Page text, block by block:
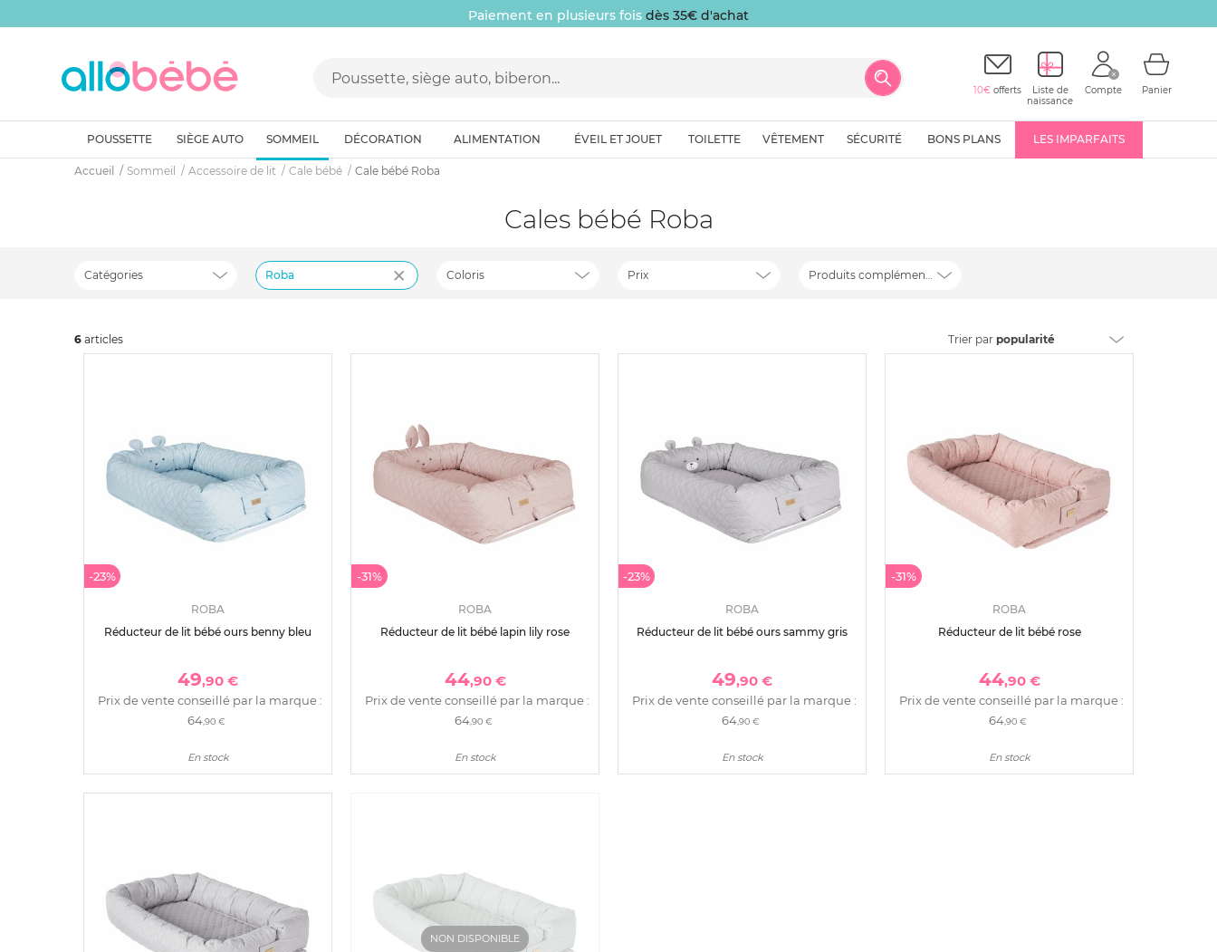
Paiement en plusieurs fois dès 35€ d'achat
10€ offerts
Liste de
naissance
Compte Panier
POUSSETTE SIÈGE AUTO SOMMEIL DÉCORATION ALIMENTATION ÉVEIL ET JOUET TOILETTE VÊTEMENT SÉCURITÉ BONS PLANS LES IMPARFAITS
Accueil Sommeil Accessoire de lit Cale bébé Cale bébé Roba
Cales bébé Roba
Catégories Roba Coloris Prix Produits complémentaires
6 articles Trier par popularité
-23%
ROBA
Réducteur de lit bébé ours benny bleu
49,90 €
Prix de vente conseillé par la marque :
64,90 €
En stock
-31%
ROBA
Réducteur de lit bébé lapin lily rose
44,90 €
Prix de vente conseillé par la marque :
64,90 €
En stock
-23%
ROBA
Réducteur de lit bébé ours sammy gris
49,90 €
Prix de vente conseillé par la marque :
64,90 €
En stock
-31%
ROBA
Réducteur de lit bébé rose
44,90 €
Prix de vente conseillé par la marque :
64,90 €
En stock
NON DISPONIBLE